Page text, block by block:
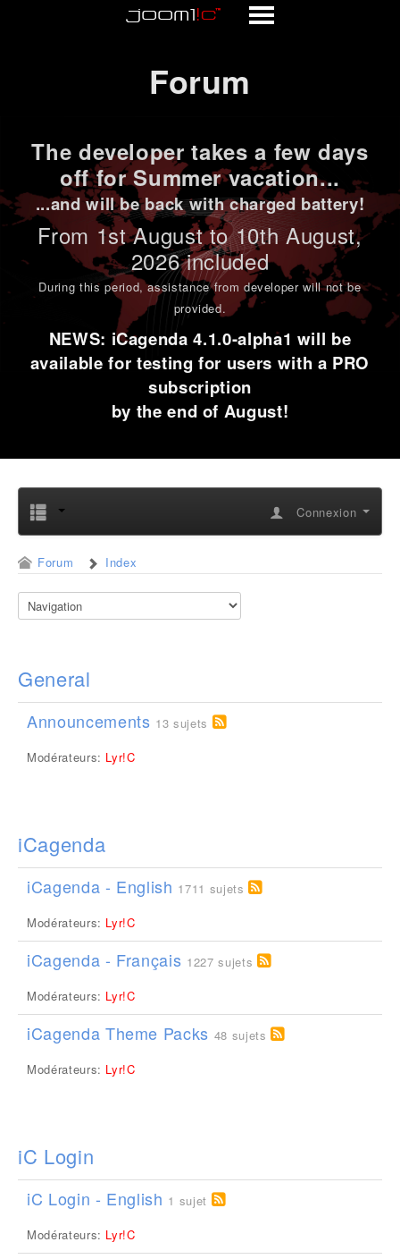
Forum
The developer takes a few days
off for Summer vacation...
...and will be back with charged battery!
From 1stAugust to 10th August,
2026 included
During this period,assistance from developer will not be
provided.
NEWS: iCagenda 4.1.0-alpha1 will be
available for testing for users with a PRO
subscription
by the end of August!
Connexion
Forum Index
General
Announcements 13 sujets
Modérateurs: Lyr!C
iCagenda
iCagenda - English 1711 sujets
Modérateurs: Lyr!C
iCagenda - Français 1227 sujets
Modérateurs: Lyr!C
iCagenda Theme Packs 48 sujets
Modérateurs: Lyr!C
iC Login
iC Login - English 1 sujet
Modérateurs: Lyr!C